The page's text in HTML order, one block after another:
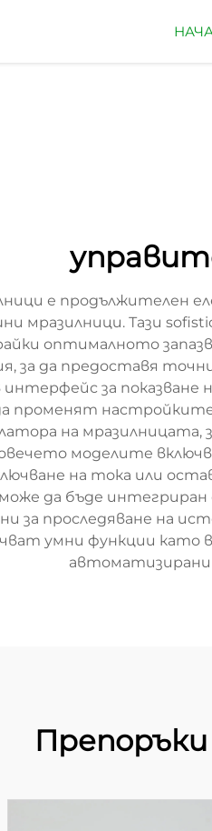
е
мразилници. Тази
оптималното
за да предоставя
интерфейс за
променят
на
моделите
на тока или
да бъде
за проследяване на
умни функции като
автоматизирани